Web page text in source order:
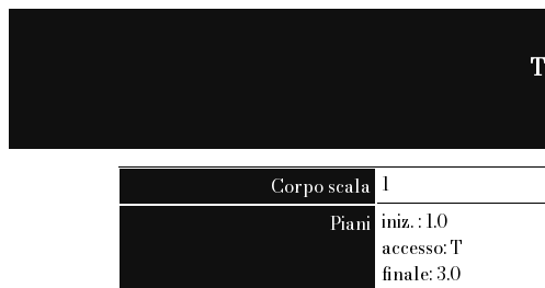
Corpo scala 1
Piani iniz. : 1.0
accesso: T
finale: 3.0